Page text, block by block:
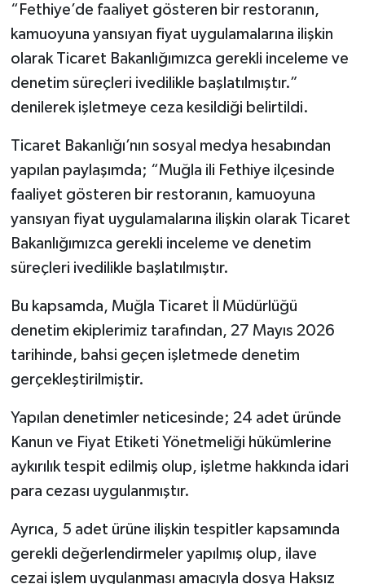
“Fethiye’de faaliyet gösteren bir restoranın,
kamuoyuna yansıyan fiyat uygulamalarına ilişkin
olarak Ticaret Bakanlığımızca gerekli inceleme ve
denetim süreçleri ivedilikle başlatılmıştır.”
denilerek işletmeye ceza kesildiği belirtildi.
Ticaret Bakanlığı’nın sosyal medya hesabından
yapılan paylaşımda; “Muğla ili Fethiye ilçesinde
faaliyet gösteren bir restoranın, kamuoyuna
yansıyan fiyat uygulamalarına ilişkin olarak Ticaret
Bakanlığımızca gerekli inceleme ve denetim
süreçleri ivedilikle başlatılmıştır.
Bu kapsamda, Muğla Ticaret İl Müdürlüğü
denetim ekiplerimiz tarafından, 27 Mayıs 2026
tarihinde, bahsi geçen işletmede denetim
gerçekleştirilmiştir.
Yapılan denetimler neticesinde; 24 adet üründe
Kanun ve Fiyat Etiketi Yönetmeliği hükümlerine
aykırılık tespit edilmiş olup, işletme hakkında idari
para cezası uygulanmıştır.
Ayrıca, 5 adet ürüne ilişkin tespitler kapsamında
gerekli değerlendirmeler yapılmış olup, ilave
cezai işlem uygulanması amacıyla dosya Haksız